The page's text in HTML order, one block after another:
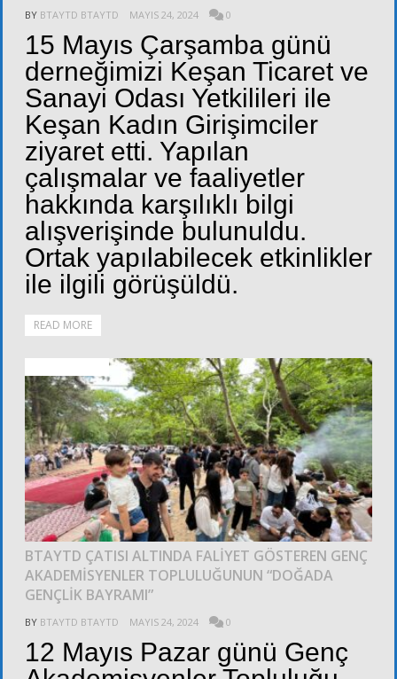
BY BTAYTD BTAYTD MAYIS 24, 2024 0
15 Mayıs Çarşamba günü
derneğimizi Keşan Ticaret ve
Sanayi Odası Yetkilileri ile
Keşan Kadın Girişimciler
ziyaret etti. Yapılan
çalışmalar ve faaliyetler
hakkında karşılıklı bilgi
alışverişinde bulunuldu.
Ortak yapılabilecek etkinlikler
ile ilgili görüşüldü.
READ MORE
BTAYTD ÇATISI ALTINDA FALİYET GÖSTEREN GENÇ
AKADEMİSYENLER TOPLULUĞUNUN “DOĞADA
GENÇLİK BAYRAMI”
BY BTAYTD BTAYTD MAYIS 24, 2024 0
12 Mayıs Pazar günü Genç